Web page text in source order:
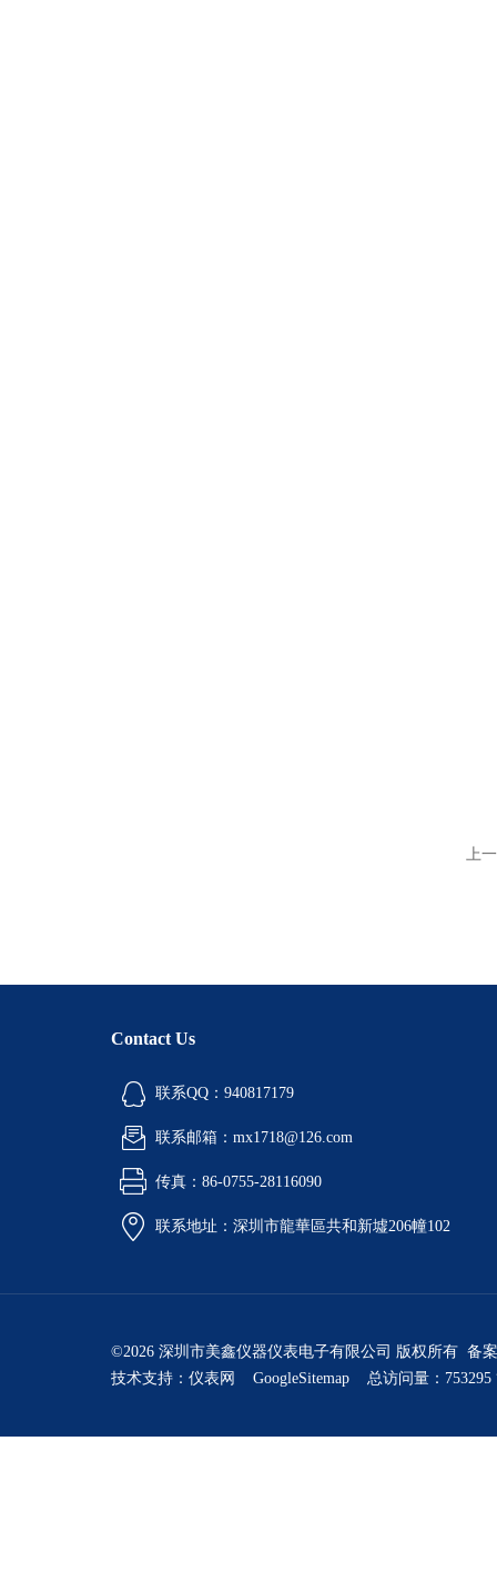
上
Contact Us
联系QQ：940817179
联系邮箱：mx1718@126.com
传真：86-0755-28116090
联系地址：深圳市龍華區共和新墟206幢102
©2026 深圳市美鑫仪器仪表电子有限公司 版权所有 备
技术支持： 仪表网 GoogleSitemap 总访问量：753295